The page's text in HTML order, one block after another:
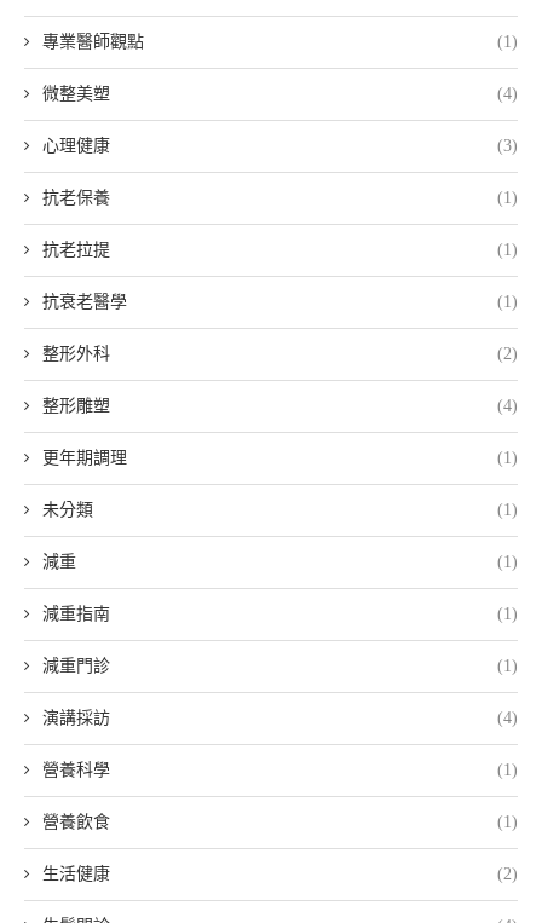
專業醫師觀點 (1)
微整美塑 (4)
心理健康 (3)
抗老保養 (1)
抗老拉提 (1)
抗衰老醫學 (1)
整形外科 (2)
整形雕塑 (4)
更年期調理 (1)
未分類 (1)
減重 (1)
減重指南 (1)
減重門診 (1)
演講採訪 (4)
營養科學 (1)
營養飲食 (1)
生活健康 (2)